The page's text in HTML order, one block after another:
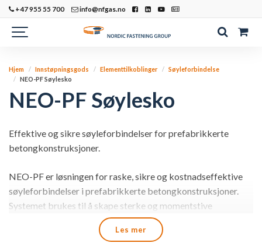
+47 955 55 700 info@nfgas.no
Hjem Innstøpningsgods Elementtilkoblinger
Søyleforbindelse
NEO-PF Søylesko
NEO-PF Søylesko
Effektive og sikre søyleforbindelser for prefabrikkerte
betongkonstruksjoner.
NEO-PF er løsningen for raske, sikre og kostnadseffektive
søyleforbindelser i prefabrikkerte betongkonstruksjoner.
Systemet brukes til å skape sterke og momentstive
forbindelser mellom betongsøyler og fundament, eller
mellom to søyler, noe som muliggjør en effektiv
Les mer